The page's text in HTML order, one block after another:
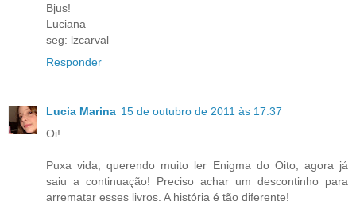
Bjus!
Luciana
seg: lzcarval
Responder
Lucia Marina 15 de outubro de 2011 às 17:37
Oi!
Puxa vida, querendo muito ler Enigma do Oito, agora já
saiu a continuação! Preciso achar um descontinho para
arrematar esses livros. A história é tão diferente!